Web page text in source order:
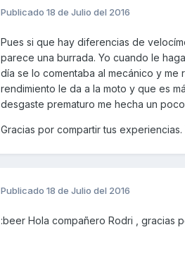
Publicado 18 de Julio del 2016
Pues si que hay diferencias de
parece una burrada. Yo cuando le
día se lo comentaba al mecánico y
rendimiento le da a la moto y que es
desgaste prematuro me hecha un
Gracias por compartir tus experiencias.
Publicado 18 de Julio del 2016
:beer Hola compañero Rodri , gracias